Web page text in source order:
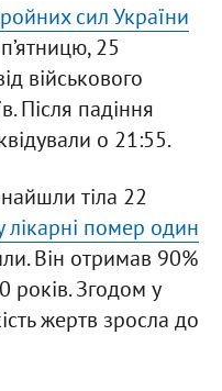
сил України
25
військового
Після падіння
о 21:55.
тіла 22
лікарні помер один
Він отримав 90%
років. Згодом у
жертв зросла до